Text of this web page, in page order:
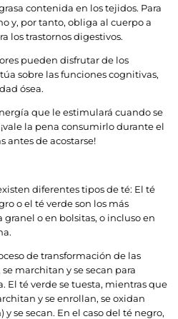
contenida en los tejidos. Para
y, por tanto, obliga al cuerpo a
los trastornos digestivos.
pueden disfrutar de los
sobre las funciones cognitivas,
ósea.
que le estimulará cuando se
la pena consumirlo durante el
antes de acostarse!
diferentes tipos de té: El té
o el té verde son los más
o en bolsitas, o incluso en
de transformación de las
marchitan y se secan para
El té verde se tuesta, mientras que
y se enrollan, se oxidan
se secan. En el caso del té negro,